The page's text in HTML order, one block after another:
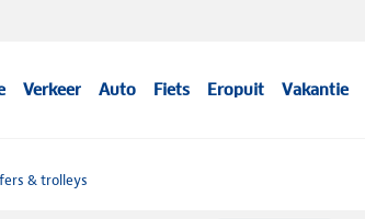
Verkeer Auto Fiets Eropuit Vakantie
& trolleys